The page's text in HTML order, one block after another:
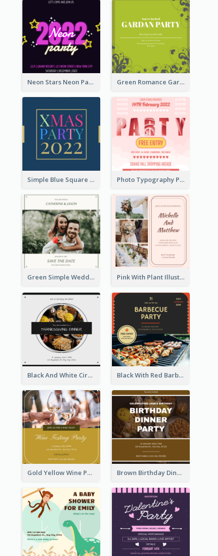
Neon Stars Neon Party 2020 Invitation Green Romance Garden Party Invitation
Simple Blue Square Xmas Party 2020 Invitation Photo Typography Party Invitation Design Templates
Green Simple Wedding Photo Wedding Invitation Pink With Plant Illustration Wedding Party Invitation
Black And White Circle Photo Thanksgiving Dinner Invitation Black With Red Barbecue Housewarming Invitation
Gold Yellow Wine Photo Wine Testing Party Invitation Brown Birthday Dinner Celebration Photo Invitation